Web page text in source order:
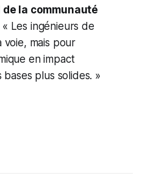
la communauté
« Les ingénieurs de
mais pour
en impact
plus solides. »